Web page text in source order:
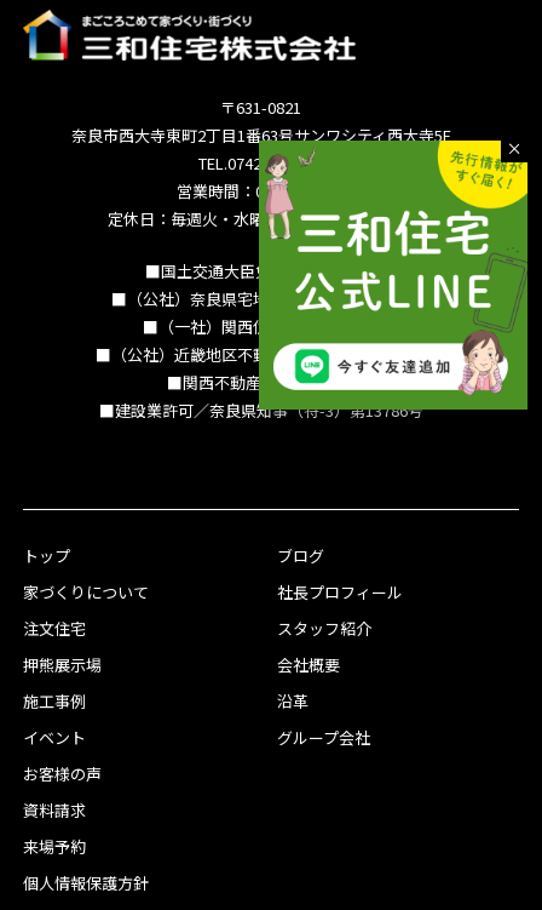
〒631-0821
奈良市西大寺東町2丁目1番63号サンワシティ西大寺5F
TEL.0742-36-3035
営業時間：09:00～18:00
定休日：毎週火・水曜日 夏季休暇 年末年始
■国土交通大臣免許（15）994号
■（公社）奈良県宅地建物取引業協会会員
■（一社）関西住宅産業協会会員
■（公社）近畿地区不動産公正取引協議会加盟
■関西不動産情報センター
■建設業許可／奈良県知事（特-3）第13786号
トップ
家づくりについて
注文住宅
押熊展示場
施工事例
イベント
お客様の声
ブログ
社長プロフィール
スタッフ紹介
会社概要
沿革
グループ会社
資料請求
来場予約
個人情報保護方針